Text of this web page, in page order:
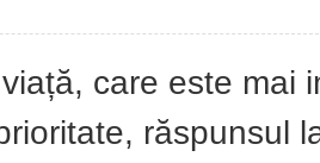
care este mai
răspunsul